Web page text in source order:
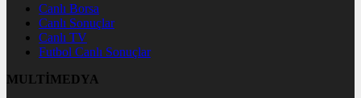
Canlı Borsa
Canlı Sonuçlar
Canlı TV
Futbol Canlı Sonuçlar
MULTİMEDYA